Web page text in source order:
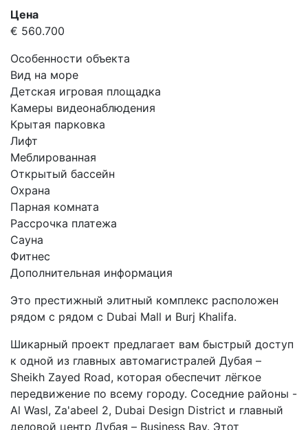
Цена
€ 560.700
Особенности объекта
Вид на море
Детская игровая площадка
Камеры видеонаблюдения
Крытая парковка
Лифт
Меблированная
Открытый бассейн
Охрана
Парная комната
Рассрочка платежа
Сауна
Фитнес
Дополнительная информация
Это престижный элитный комплекс расположен
рядом с рядом с Dubai Mall и Burj Khalifа.
Шикарный проект предлагает вам быстрый доступ
к одной из главных автомагистралей Дубая –
Sheikh Zayed Road, которая обеспечит лёгкое
передвижение по всему городу. Соседние районы -
Al Wasl, Za'abeel 2, Dubai Design District и главный
деловой центр Дубая – Business Bay. Этот